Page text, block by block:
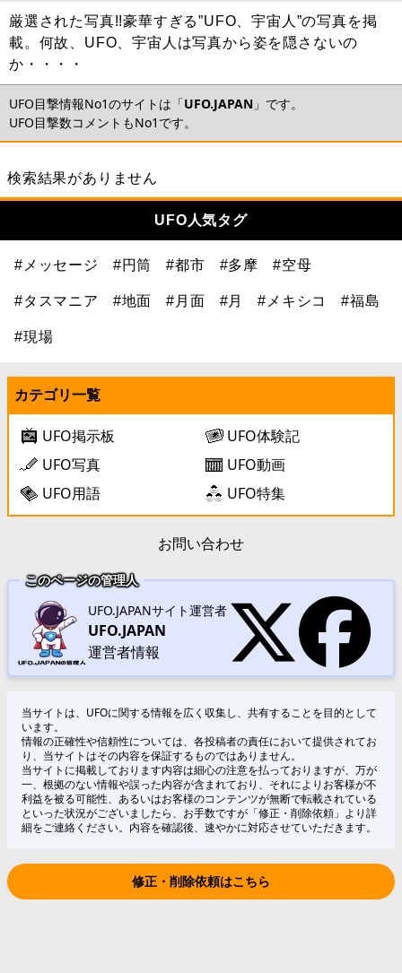
厳選された写真!!豪華すぎる”UFO、宇宙人”の写真を掲
載。何故、UFO、宇宙人は写真から姿を隠さないの
か・・・・
UFO目撃情報No1のサイトは「UFO.JAPAN 」です。
UFO目撃数コメントもNo1です。
検索結果がありません
UFO人気タグ
#メッセージ #円筒 #都市 #多摩 #空母
#タスマニア #地面 #月面 #月 #メキシコ #福島
#現場
カテゴリ一覧
UFO掲示板
UFO体験記
UFO写真
UFO動画
UFO用語
UFO特集
お問い合わせ
このページの管理人
UFO.JAPANサイト運営者
UFO.JAPAN
運営者情報
当サイトは、UFOに関する情報を広く収集し、共有することを目的として
います。
情報の正確性や信頼性については、各投稿者の責任において提供されてお
り、当サイトはその内容を保証するものではありません。
当サイトに掲載しております内容は細心の注意を払っておりますが、万が
一、根拠のない情報や誤った内容が含まれており、それによりお客様が不
利益を被る可能性、あるいはお客様のコンテンツが無断で転載されている
といった状況がございましたら、お手数ですが「修正・削除依頼」より詳
細をご連絡ください。内容を確認後、速やかに対応させていただきます。
修正・削除依頼はこちら